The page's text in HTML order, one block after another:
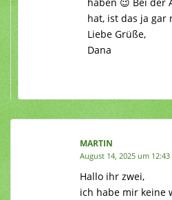
haben 😉 Bei der
hat, ist das ja gar
Liebe Grüße,
Dana
MARTIN
August 14, 2025 um
Hallo ihr zwei,
ich habe mir keine